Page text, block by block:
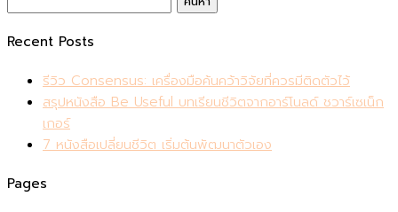
Recent Posts
รีวิว Consensus: เครื่องมือค้นคว้าวิจัยที่ควรมีติดตัวไว้
สรุปหนังสือ Be Useful บทเรียนชีวิตจากอาร์โนลด์ ชวาร์เซเน็ก
เกอร์
7 หนังสือเปลี่ยนชีวิต เริ่มต้นพัฒนาตัวเอง
Pages